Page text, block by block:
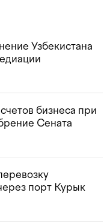
Узбекистана
бизнеса при
Сената
порт Курык